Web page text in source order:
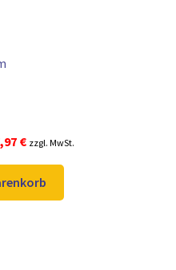
€
€Aktueller
ist:
27,97 €.
zzgl. MwSt.